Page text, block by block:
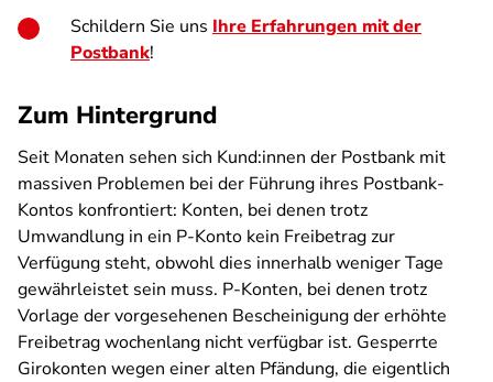
Schildern Sie uns Ihre Erfahrungen mit der
Postbank!
Zum Hintergrund
Seit Monaten sehen sich Kund:innen der Postbank mit
massiven Problemen bei der Führung ihres Postbank-
Kontos konfrontiert: Konten, bei denen trotz
Umwandlung in ein P-Konto kein Freibetrag zur
Verfügung steht, obwohl dies innerhalb weniger Tage
gewährleistet sein muss. P-Konten, bei denen trotz
Vorlage der vorgesehenen Bescheinigung der erhöhte
Freibetrag wochenlang nicht verfügbar ist. Gesperrte
Girokonten wegen einer alten Pfändung, die eigentlich